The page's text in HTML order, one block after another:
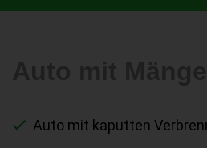
Auto mit kaputten